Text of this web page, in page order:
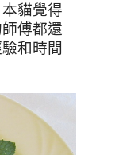
貓覺得
傅都還
和時間